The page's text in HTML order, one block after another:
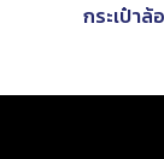
กระเป๋าล้